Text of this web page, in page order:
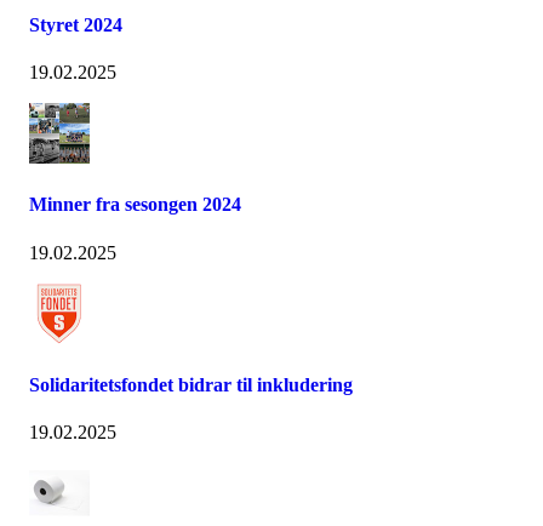
Styret 2024
19.02.2025
Minner fra sesongen 2024
19.02.2025
Solidaritetsfondet bidrar til inkludering
19.02.2025